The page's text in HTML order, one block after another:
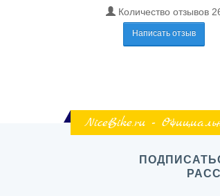
Количество отзывов
Написать отзыв
NiceBike.ru -